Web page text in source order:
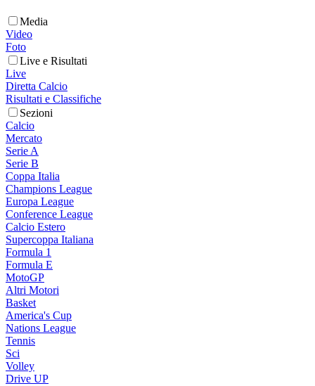
Media
Video
Foto
Live e Risultati
Live
Diretta Calcio
Risultati e Classifiche
Sezioni
Calcio
Mercato
Serie A
Serie B
Coppa Italia
Champions League
Europa League
Conference League
Calcio Estero
Supercoppa Italiana
Formula 1
Formula E
MotoGP
Altri Motori
Basket
America's Cup
Nations League
Tennis
Sci
Volley
Drive UP